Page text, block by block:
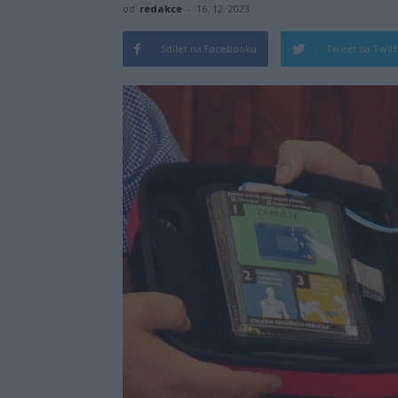
od redakce - 16. 12. 2023
Sdílet na Facebooku Tweet na